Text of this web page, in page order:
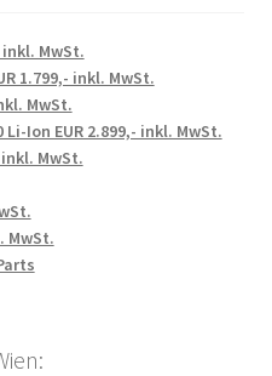
inkl. MwSt.
1.799,- inkl. MwSt.
MwSt.
Ion EUR 2.899,- inkl. MwSt.
inkl. MwSt.
MwSt.